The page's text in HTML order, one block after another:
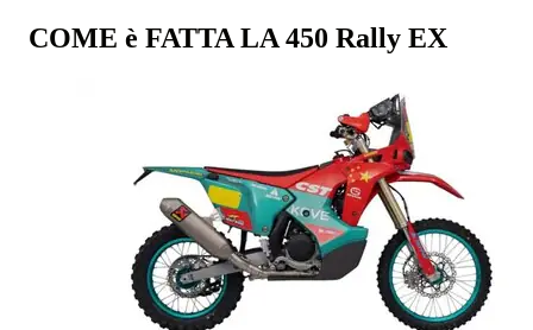
COME è FATTA LA 450 Rally EX